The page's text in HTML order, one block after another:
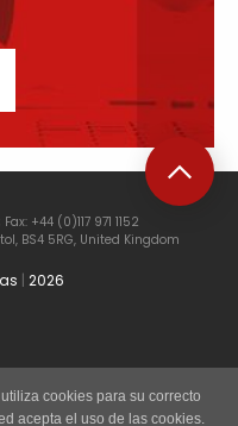
+44 (0)117 971 1152
BS4 5RG, United Kingdom
| 2026
cookies para su correcto
acepta el uso de las cookies.